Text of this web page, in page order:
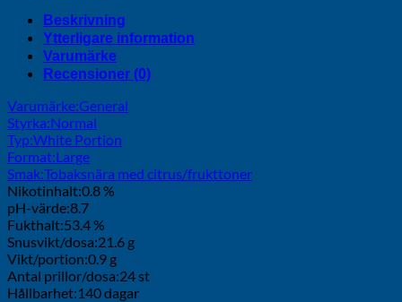
Beskrivning
Ytterligare information
Varumärke
Recensioner (0)
Varumärke:General
Styrka:Normal
Typ:White Portion
Format:Large
Smak:Tobaksnära med citrus/frukttoner
Nikotinhalt:0.8 %
pH-värde:8.7
Fukthalt:53.4 %
Snusvikt/dosa:21.6 g
Vikt/portion:0.9 g
Antal prillor/dosa:24 st
Hållbarhet:140 dagar